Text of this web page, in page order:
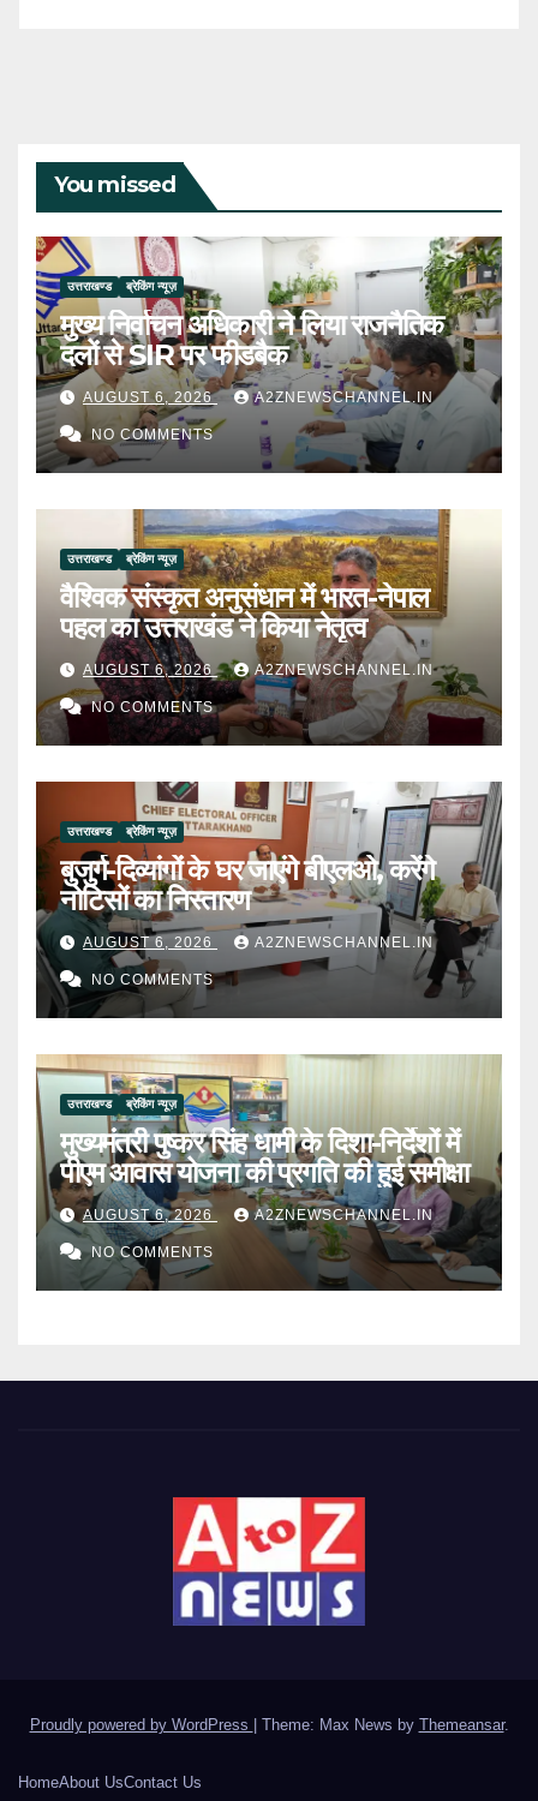
You missed
उत्तराखण्ड ब्रेकिंग न्यूज़
मुख्य निर्वाचन अधिकारी ने लिया राजनैतिक
दलों से SIR पर फीडबैक
AUGUST 6, 2026 A2ZNEWSCHANNEL.IN
NO COMMENTS
उत्तराखण्ड ब्रेकिंग न्यूज़
वैश्विक संस्कृत अनुसंधान में भारत-नेपाल
पहल का उत्तराखंड ने किया नेतृत्व
AUGUST 6, 2026 A2ZNEWSCHANNEL.IN
NO COMMENTS
उत्तराखण्ड ब्रेकिंग न्यूज़
बुजुर्ग-दिव्यांगों के घर जाएंगे बीएलओ, करेंगे
नोटिसों का निस्तारण
AUGUST 6, 2026 A2ZNEWSCHANNEL.IN
NO COMMENTS
उत्तराखण्ड ब्रेकिंग न्यूज़
मुख्यमंत्री पुष्कर सिंह धामी के दिशा-निर्देशों में
पीएम आवास योजना की प्रगति की हुई समीक्षा
AUGUST 6, 2026 A2ZNEWSCHANNEL.IN
NO COMMENTS
Proudly powered by WordPress | Theme: Max News by Themeansar.
HomeAbout UsContact Us